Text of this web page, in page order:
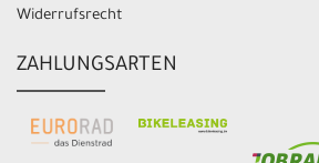
Widerrufsrecht
ZAHLUNGSARTEN